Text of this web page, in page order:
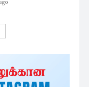
எங்கள் செய்தி